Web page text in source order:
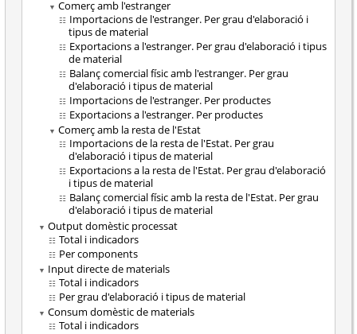
Comerç amb l'estranger
Importacions de l'estranger. Per grau d'elaboració i
tipus de material
Exportacions a l'estranger. Per grau d'elaboració i tipus
de material
Balanç comercial físic amb l'estranger. Per grau
d'elaboració i tipus de material
Importacions de l'estranger. Per productes
Exportacions a l'estranger. Per productes
Comerç amb la resta de l'Estat
Importacions de la resta de l'Estat. Per grau
d'elaboració i tipus de material
Exportacions a la resta de l'Estat. Per grau d'elaboració
i tipus de material
Balanç comercial físic amb la resta de l'Estat. Per grau
d'elaboració i tipus de material
Output domèstic processat
Total i indicadors
Per components
Input directe de materials
Total i indicadors
Per grau d'elaboració i tipus de material
Consum domèstic de materials
Total i indicadors